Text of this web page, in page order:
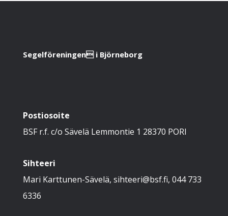
Segelföreningen i Björneborg
Postiosoite
BSF r.f. c/o Sävelä Lemmontie 1 28370 PORI
Sihteeri
Mari Karttunen-Sävelä, sihteeri@bsf.fi, 044 733
6336